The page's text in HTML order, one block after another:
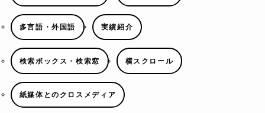
多言語・外国語 実績紹介
検索ボックス・検索窓 横スクロール
紙媒体とのクロスメディア